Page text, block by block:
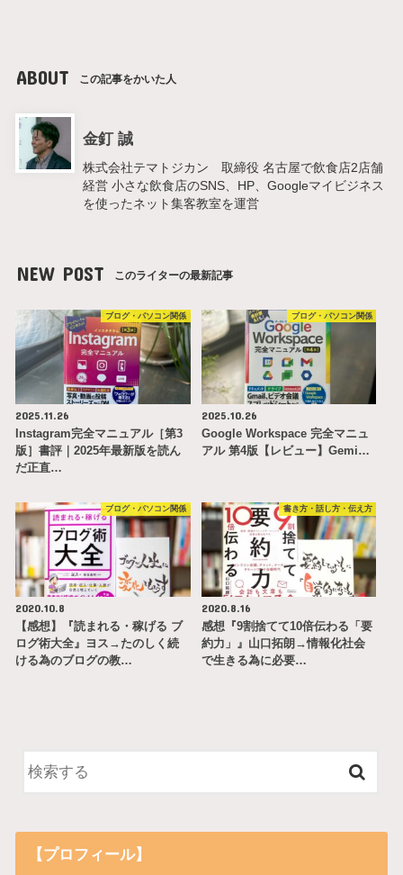
ABOUT この記事をかいた人
金釘 誠
株式会社テマトジカン 取締役 名古屋で飲食店2店舗
経営 小さな飲食店のSNS、HP、Googleマイビジネス
を使ったネット集客教室を運営
NEW POST このライターの最新記事
ブログ・パソコン関係
2025.11.26
Instagram完全マニュアル［第3
版］書評｜2025年最新版を読ん
だ正直…
ブログ・パソコン関係
2025.10.26
Google Workspace 完全マニュ
アル 第4版【レビュー】Gemi…
ブログ・パソコン関係
2020.10.8
【感想】『読まれる・稼げる ブ
ログ術大全』ヨス→たのしく続
ける為のブログの教…
書き方・話し方・伝え方
2020.8.16
感想『9割捨てて10倍伝わる「要
約力」』山口拓朗→情報化社会
で生きる為に必要…
【プロフィール】